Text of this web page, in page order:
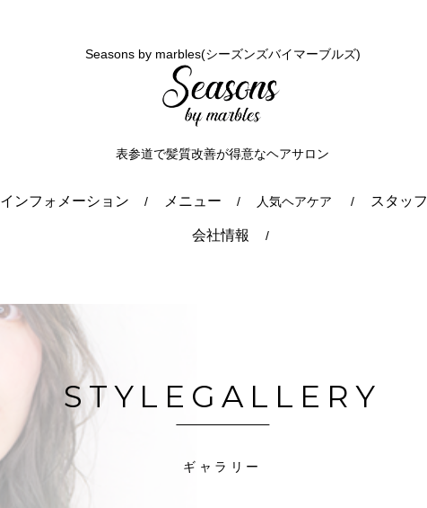
Seasons by marbles(シーズンズバイマーブルズ)
表参道で髪質改善が得意なヘアサロン
インフォメーション メニュー 人気ヘアケア スタッフ
会社情報
STYLEGALLERY
ギャラリー